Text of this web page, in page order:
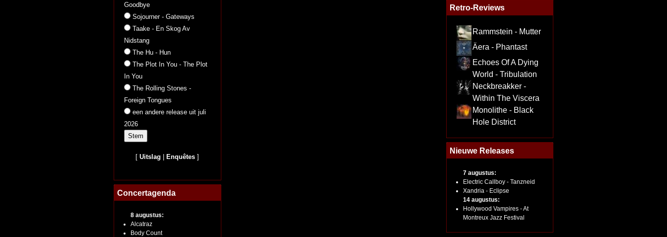
Goodbye
Sojourner - Gateways
Taake - En Skog Av
Nidstang
The Hu - Hun
The Plot In You - The Plot
In You
The Rolling Stones -
Foreign Tongues
een andere release uit juli
2026
[Uitslag Enquêtes ]
Concertagenda
8 augustus:
Alcatraz
Body Count
Retro-Reviews
Rammstein - Mutter
Äera - Phantast
Echoes Of A Dying
World - Tribulation
Neckbreakker -
Within The Viscera
Monolithe - Black
Hole District
Nieuwe Releases
7 augustus:
Electric Callboy - Tanzneid
Xandria - Eclipse
14 augustus:
Hollywood Vampires - At
Montreux Jazz Festival